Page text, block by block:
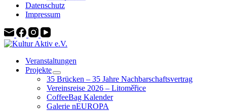
Datenschutz
Impressum
Veranstaltungen
Projekte
35 Brücken – 35 Jahre Nachbarschaftsvertrag
Vereinsreise 2026 – Litoměřice
CoffeeBag Kalender
Galerie nEUROPA